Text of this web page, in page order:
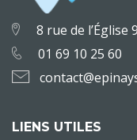
8 rue de l’Église
01 69 10 25 60
LIENS UTILES